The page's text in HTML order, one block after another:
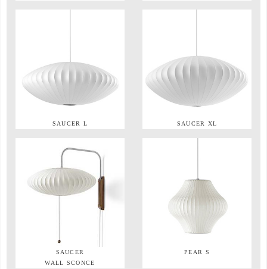
SAUCER L SAUCER XL
SAUCER
WALL SCONCE
PEAR S